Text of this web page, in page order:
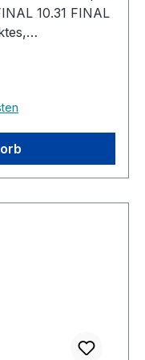
mit den
Braun Glanz: Sehr Hoch Sicherheit: Silikonfrei